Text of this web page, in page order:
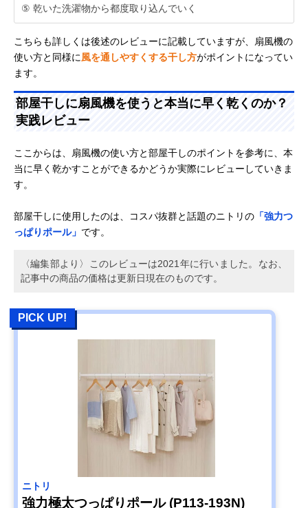
⑤ 乾いた洗濯物から都度取り込んでいく
こちらも詳しくは後述のレビューに記載していますが、扇風機の
使い方と同様に風を通しやすくする干し方がポイントになってい
ます。
部屋干しに扇風機を使うと本当に早く乾くのか？
実践レビュー
ここからは、扇風機の使い方と部屋干しのポイントを参考に、本
当に早く乾かすことができるかどうか実際にレビューしていきま
す。
部屋干しに使用したのは、コスパ抜群と話題のニトリの 「強力つ
っぱりポール」 です。
〈編集部より〉このレビューは2021年に行いました。なお、
記事中の商品の価格は更新日現在のものです。
PICK UP!
ニトリ
強力極太つっぱりポール (P113-193N)